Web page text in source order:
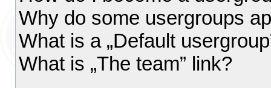
Why do some usergroups
What is a „Default
What is „The team” link?